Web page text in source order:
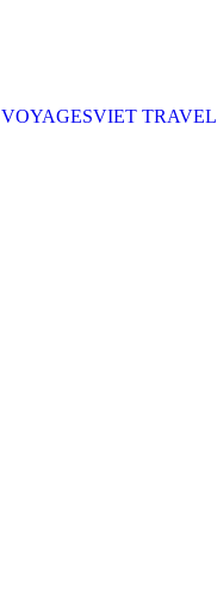
VOYAGESVIET TRAVEL